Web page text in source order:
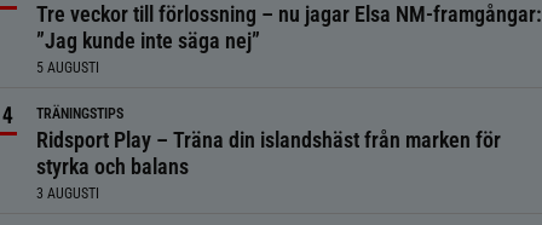
Tre veckor till förlossning – nu jagar Elsa NM-framgångar:
”Jag kunde inte säga nej”
5 AUGUSTI
TRÄNINGSTIPS
Ridsport Play – Träna din islandshäst från marken för
styrka och balans
3 AUGUSTI